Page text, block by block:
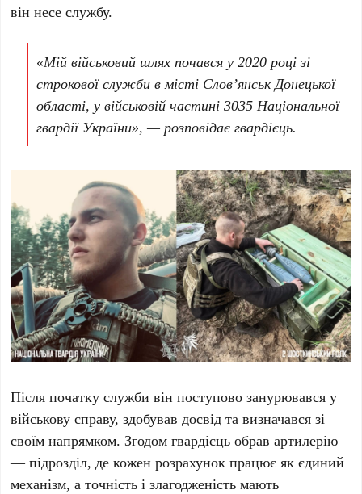
він несе службу.
«Мій військовий шлях почався у 2020 році зі
строкової служби в місті Слов’янськ Донецької
області, у військовій частині 3035 Національної
гвардії України», — розповідає гвардієць.
Після початку служби він поступово занурювався у
військову справу, здобував досвід та визначався зі
своїм напрямком. Згодом гвардієць обрав артилерію
— підрозділ, де кожен розрахунок працює як єдиний
механізм, а точність і злагодженість мають